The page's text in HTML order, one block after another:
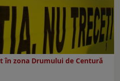
în zona Drumului de Centură